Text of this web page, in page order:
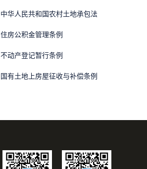
· 中华人民共和国农村土地承包法
· 住房公积金管理条例
· 不动产登记暂行条例
· 国有土地上房屋征收与补偿条例